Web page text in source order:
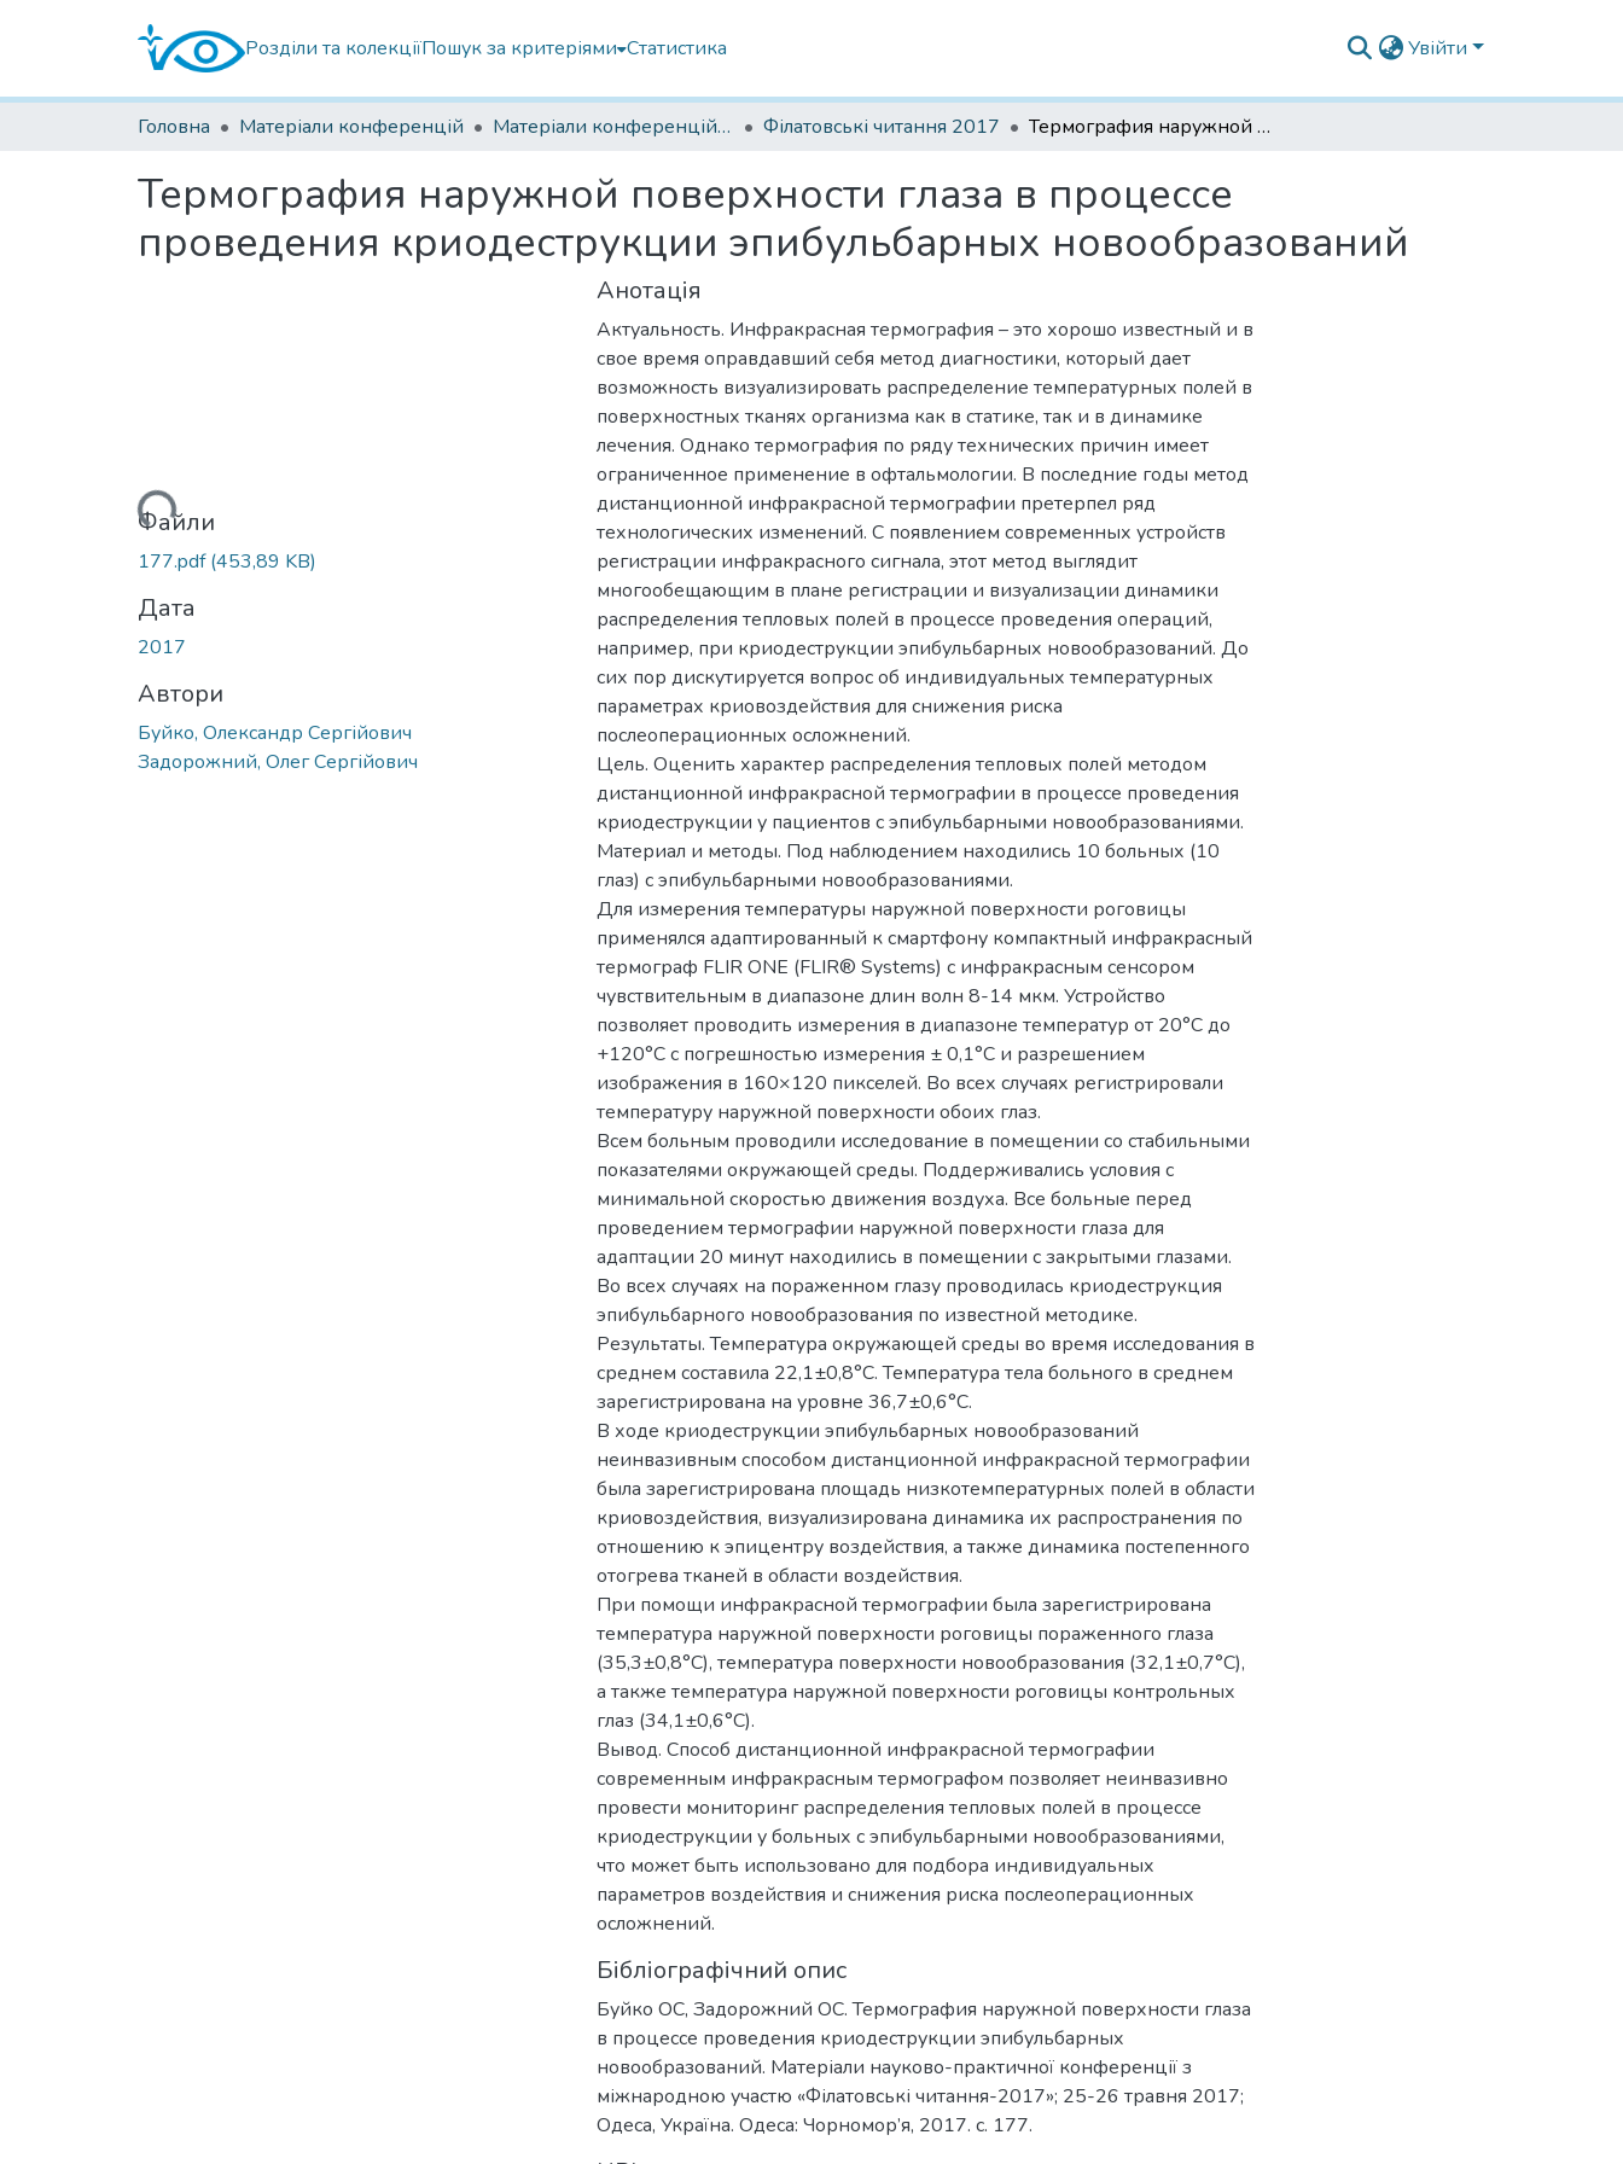
Розділи та колекціїПошук за критеріями Статистика Увійти
Головна Матеріали конференцій Матеріали конференцій Інституту Філатова Філатовські читання 2017 Термография наружной поверхности глаза в процессе проведения криодеструкции эпибульбарных новообразований
Термография наружной поверхности глаза в процессе
проведения криодеструкции эпибульбарных новообразований
Вантажиться...
Файли
177.pdf(453,89 KB)
Дата
2017
Автори
Буйко, Олександр Сергійович
Задорожний, Олег Сергійович
Анотація
Актуальность. Инфракрасная термография – это хорошо известный и в
свое время оправдавший себя метод диагностики, который дает
возможность визуализировать распределение температурных полей в
поверхностных тканях организма как в статике, так и в динамике
лечения. Однако термография по ряду технических причин имеет
ограниченное применение в офтальмологии. В последние годы метод
дистанционной инфракрасной термографии претерпел ряд
технологических изменений. С появлением современных устройств
регистрации инфракрасного сигнала, этот метод выглядит
многообещающим в плане регистрации и визуализации динамики
распределения тепловых полей в процессе проведения операций,
например, при криодеструкции эпибульбарных новообразований. До
сих пор дискутируется вопрос об индивидуальных температурных
параметрах криовоздействия для снижения риска
послеоперационных осложнений.
Цель. Оценить характер распределения тепловых полей методом
дистанционной инфракрасной термографии в процессе проведения
криодеструкции у пациентов с эпибульбарными новообразованиями.
Материал и методы. Под наблюдением находились 10 больных (10
глаз) с эпибульбарными новообразованиями.
Для измерения температуры наружной поверхности роговицы
применялся адаптированный к смартфону компактный инфракрасный
термограф FLIR ONE (FLIR® Systems) с инфракрасным сенсором
чувствительным в диапазоне длин волн 8-14 мкм. Устройство
позволяет проводить измерения в диапазоне температур от 20°С до
+120°С с погрешностью измерения ± 0,1°С и разрешением
изображения в 160×120 пикселей. Во всех случаях регистрировали
температуру наружной поверхности обоих глаз.
Всем больным проводили исследование в помещении со стабильными
показателями окружающей среды. Поддерживались условия с
минимальной скоростью движения воздуха. Все больные перед
проведением термографии наружной поверхности глаза для
адаптации 20 минут находились в помещении с закрытыми глазами.
Во всех случаях на пораженном глазу проводилась криодеструкция
эпибульбарного новообразования по известной методике.
Результаты. Температура окружающей среды во время исследования в
среднем составила 22,1±0,8°С. Температура тела больного в среднем
зарегистрирована на уровне 36,7±0,6°С.
В ходе криодеструкции эпибульбарных новообразований
неинвазивным способом дистанционной инфракрасной термографии
была зарегистрирована площадь низкотемпературных полей в области
криовоздействия, визуализирована динамика их распространения по
отношению к эпицентру воздействия, а также динамика постепенного
отогрева тканей в области воздействия.
При помощи инфракрасной термографии была зарегистрирована
температура наружной поверхности роговицы пораженного глаза
(35,3±0,8°С), температура поверхности новообразования (32,1±0,7°С),
а также температура наружной поверхности роговицы контрольных
глаз (34,1±0,6°С).
Вывод. Способ дистанционной инфракрасной термографии
современным инфракрасным термографом позволяет неинвазивно
провести мониторинг распределения тепловых полей в процессе
криодеструкции у больных с эпибульбарными новообразованиями,
что может быть использовано для подбора индивидуальных
параметров воздействия и снижения риска послеоперационных
осложнений.
Бібліографічний опис
Буйко ОС, Задорожний ОС. Термография наружной поверхности глаза
в процессе проведения криодеструкции эпибульбарных
новообразований. Матеріали науково-практичної конференції з
міжнародною участю «Філатовські читання-2017»; 25-26 травня 2017;
Одеса, Україна. Одеса: Чорномор’я, 2017. c. 177.